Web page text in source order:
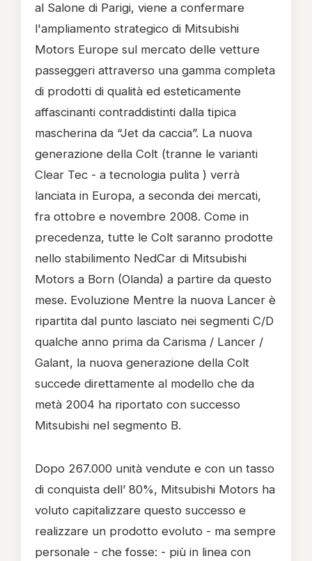
al Salone di Parigi, viene a confermare
l'ampliamento strategico di Mitsubishi
Motors Europe sul mercato delle vetture
passeggeri attraverso una gamma completa
di prodotti di qualità ed esteticamente
affascinanti contraddistinti dalla tipica
mascherina da “Jet da caccia”. La nuova
generazione della Colt (tranne le varianti
Clear Tec - a tecnologia pulita ) verrà
lanciata in Europa, a seconda dei mercati,
fra ottobre e novembre 2008. Come in
precedenza, tutte le Colt saranno prodotte
nello stabilimento NedCar di Mitsubishi
Motors a Born (Olanda) a partire da questo
mese. Evoluzione Mentre la nuova Lancer è
ripartita dal punto lasciato nei segmenti C/D
qualche anno prima da Carisma / Lancer /
Galant, la nuova generazione della Colt
succede direttamente al modello che da
metà 2004 ha riportato con successo
Mitsubishi nel segmento B.
Dopo 267.000 unità vendute e con un tasso
di conquista dell’ 80%, Mitsubishi Motors ha
voluto capitalizzare questo successo e
realizzare un prodotto evoluto - ma sempre
personale - che fosse: - più in linea con